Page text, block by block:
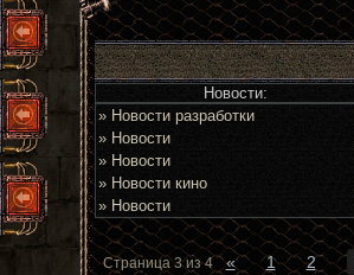
Новости:
» Новости разработки
» Новости
» Новости
» Новости кино
» Новости
Страница3из4 « 1 2